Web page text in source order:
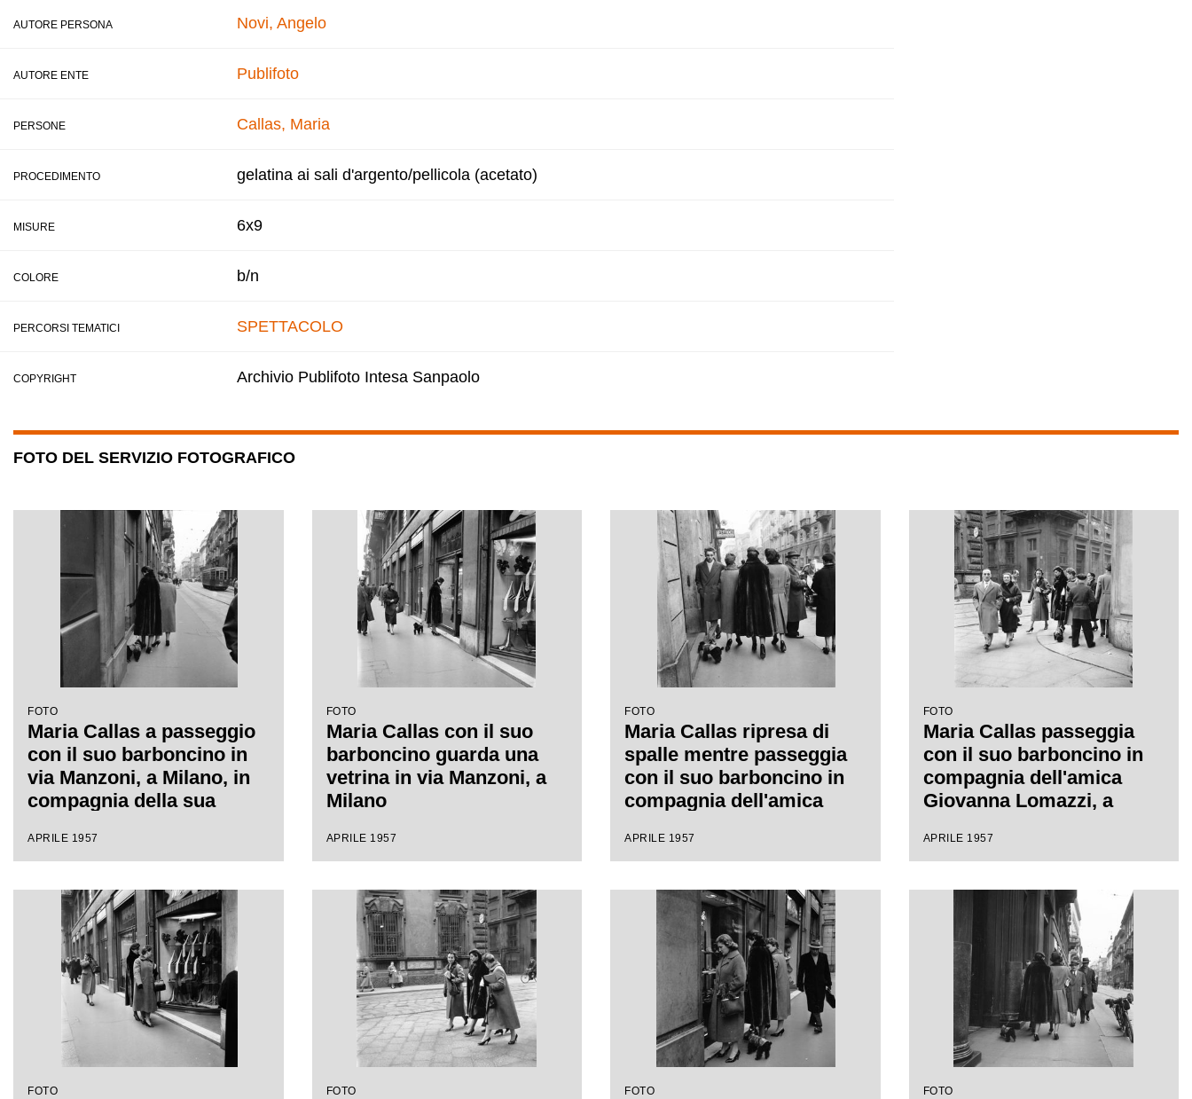
AUTORE PERSONA Novi, Angelo
AUTORE ENTE Publifoto
PERSONE Callas, Maria
PROCEDIMENTO gelatina ai sali d'argento/pellicola (acetato)
MISURE 6x9
COLORE b/n
PERCORSI TEMATICI SPETTACOLO
COPYRIGHT Archivio Publifoto Intesa Sanpaolo
FOTO DEL SERVIZIO FOTOGRAFICO
FOTO
Maria Callas a passeggio
con il suo barboncino in
via Manzoni, a Milano, in
compagnia della sua
APRILE 1957
FOTO
Maria Callas con il suo
barboncino guarda una
vetrina in via Manzoni, a
Milano
APRILE 1957
FOTO
Maria Callas ripresa di
spalle mentre passeggia
con il suo barboncino in
compagnia dell'amica
destra, e della sua
a Milano
APRILE 1957
FOTO
Maria Callas passeggia
con il suo barboncino in
compagnia dell'amica
Giovanna Lomazzi, a
segretaria, in via Manzoni
APRILE 1957
FOTO FOTO FOTO FOTO